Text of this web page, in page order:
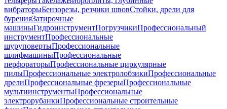
вибраторыБензорезы, резчики швовСтойки, дрели для
буренияЗатирочные
машиныГидроинструментПогрузчикиПрофессиональный
инструментПрофессиональные
шуруповертыПрофессиональные
шлифмашиныПрофессиональные
перфораторыПрофессиональные циркулярные
пилыПрофессиональные электролобзикиПрофессиональные
дрелиПрофессиональные фрезерыПрофессиональные
мультиинструментыПрофессиональные
электрорубанкиПрофессиональные строительные